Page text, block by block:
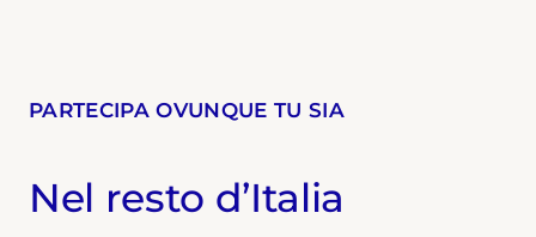
PARTECIPA OVUNQUE TU SIA
Nel resto d’Italia